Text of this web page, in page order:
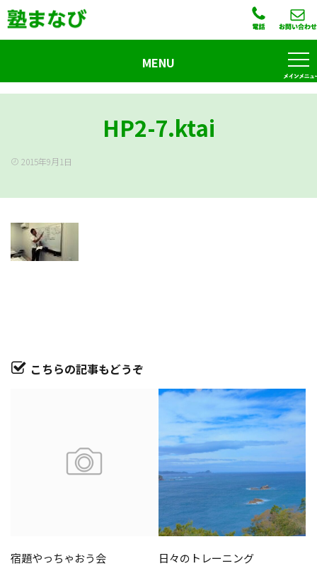
HP2-7.ktai
2015年9月1日
こちらの記事もどうぞ
宿題やっちゃおう会 日々のトレーニング
MENU